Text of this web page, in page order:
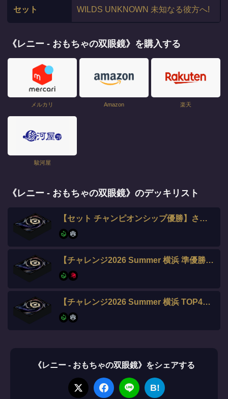
セット WILDS UNKNOWN 未知なる彼方へ!
《レニー - おもちゃの双眼鏡》を購入する
メルカリ Amazon 楽天
駿河屋
《レニー - おもちゃの双眼鏡》のデッキリスト
【セット チャンピオンシップ優勝】さいか選手
【チャレンジ2026 Summer 横浜 準優勝】beyfol選手
【チャレンジ2026 Summer 横浜 TOP4】シンゲツ選手
《レニー - おもちゃの双眼鏡》をシェアする
B!